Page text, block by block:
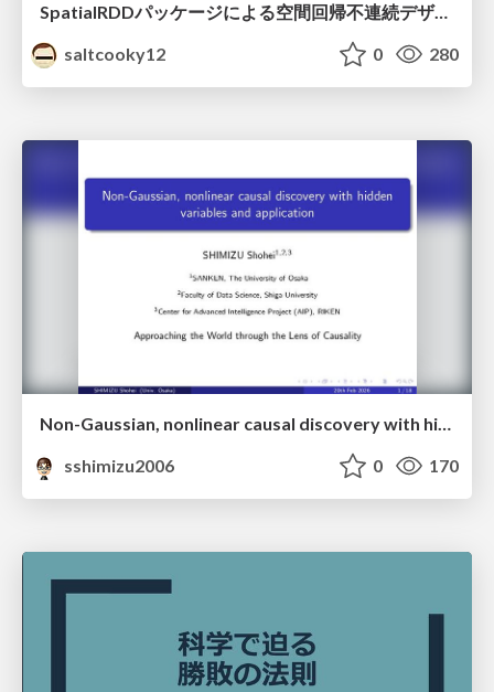
SpatialRDDパッケージによる空間回帰不連続デザイン
saltcooky12
0 280
sshimizu2006
0 170